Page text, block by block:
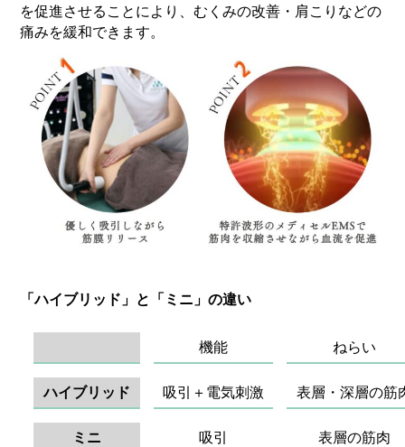
を促進させることにより、むくみの改善・肩こりなどの
痛みを緩和できます。
「ハイブリッド」と「ミニ」の違い
機能 ねらい
ハイブリッド 吸引＋電気刺激 表層・深層の筋
ミニ 吸引 表層の筋肉